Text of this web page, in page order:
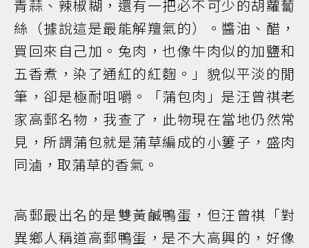
青蒜、辣椒糊，還有一把必不可少的胡蘿蔔
絲（據說這是最能解羶氣的）。醬油、醋，
買回來自己加。兔肉，也像牛肉似的加鹽和
五香煮，染了通紅的紅麴。」貌似平淡的閒
筆，卻是極耐咀嚼。「蒲包肉」是汪曾祺老
家高郵名物，我查了，此物現在當地仍然常
見，所謂蒲包就是蒲草編成的小簍子，盛肉
同滷，取蒲草的香氣。
高郵最出名的是雙黃鹹鴨蛋，但汪曾祺「對
異鄉人稱道高郵鴨蛋，是不大高興的，好像